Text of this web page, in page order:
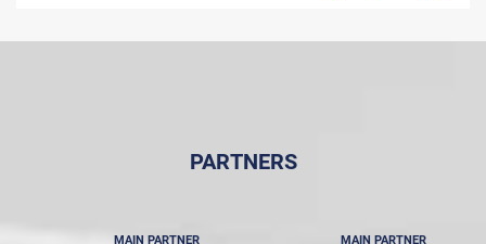
PARTNERS
MAIN PARTNER MAIN PARTNER